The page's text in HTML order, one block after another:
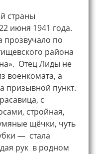
страны
июня 1941 года.
прозвучало по
района
Отец Лиды не
военкомата, а
призывной пункт.
с
стройная,
щёчки, чуть
— стала
рук в родном